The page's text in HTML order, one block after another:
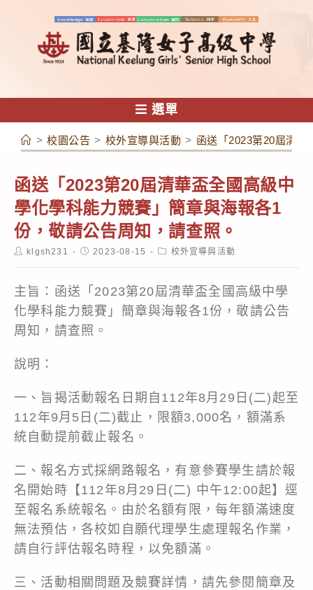
容
選單
> 校園公告 > 校外宣導與活動 > 函送「2023第20屆清
函送「2023第20屆清華盃全國高級中
學化學科能力競賽」簡章與海報各1
份，敬請公告周知，請查照。
Postklgsh231
Post2023-08-15
Post校外宣導與活動
主旨：函送「2023第20屆清華盃全國高級中學
化學科能力競賽」簡章與海報各1份，敬請公告
周知，請查照。
說明：
一、旨揭活動報名日期自112年8月29日(二)起至
112年9月5日(二)截止，限額3,000名，額滿系
統自動提前截止報名。
二、報名方式採網路報名，有意參賽學生請於報
名開始時【112年8月29日(二) 中午12:00起】逕
至報名系統報名。由於名額有限，每年額滿速度
無法預估，各校如自願代理學生處理報名作業，
請自行評估報名時程，以免額滿。
三、活動相關問題及競賽詳情，請先參閱簡章及